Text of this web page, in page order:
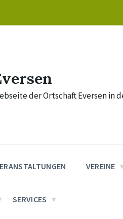
der Ortschaft Eversen in
VEREINE
SERVICES